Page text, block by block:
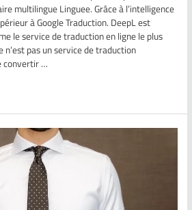
multilingue Linguee. Grâce à l’intelligence
à Google Traduction. DeepL est
le service de traduction en ligne le plus
pas un service de traduction
convertir …